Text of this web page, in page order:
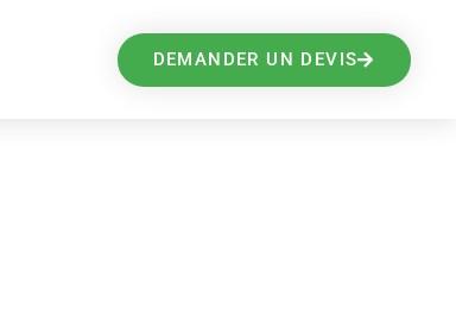
DEMANDER UN DEVIS